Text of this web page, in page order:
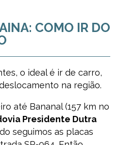
COMO IR DO
o ideal é ir de carro,
na região.
até Bananal (157 km no
Presidente Dutra
seguimos as placas